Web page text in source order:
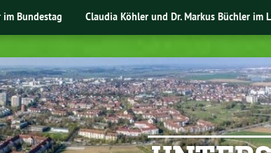
Bundestag Claudia Köhler und Dr. Markus Büchler im